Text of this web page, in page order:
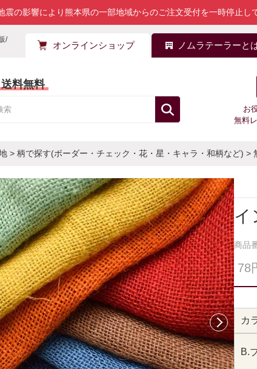
震の影響により熊本県の一部地域からのご注文受付を一時停止し
/
オンラインショップ ノムラテーラーと
送料無料
お
無料
> 柄で探す(ボーダー・チェック・花・星・キャラ・和柄など) >
次へ
商品
78
カ
B.